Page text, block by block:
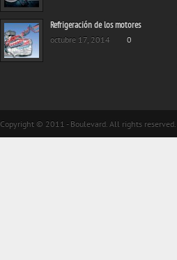
Refrigeración de los motores
octubre 17, 2014 0
Copyright © 2011 - Boulevard. All rights reserved.